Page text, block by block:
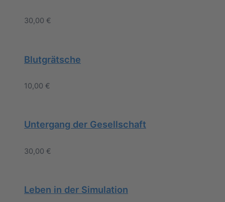
30,00 €
Blutgrätsche
10,00 €
Untergang der Gesellschaft
30,00 €
Leben in der Simulation